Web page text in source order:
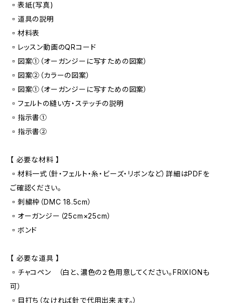
▫️表紙(写真)
▫️道具の説明
▫️材料表
▫️レッスン動画のQRコード
▫️図案①（オーガンジーに写すための図案）
▫️図案②（カラーの図案）
▫️図案①（オーガンジーに写すための図案）
▫️フェルトの縫い方・ステッチの説明
▫️指示書①
▫️指示書②
【 必要な材料 】
▫️材料一式（針・フェルト・糸・ビーズ・リボンなど）詳細はPDFを
ご確認ください。
▫️刺繍枠（DMC 18.5cm）
▫️オーガンジー（25cm×25cm）
▫️ボンド
【 必要な道具 】
▫️チャコペン （白と、濃色の２色用意してください。FRIXIONも
可）
▫️目打ち（なければ針で代用出来ます。）